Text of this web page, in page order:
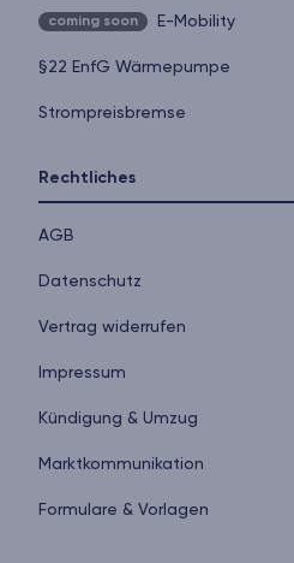
coming soon E-Mobility
§22 EnfG Wärmepumpe
Strompreisbremse
Rechtliches
AGB
Datenschutz
Vertrag widerrufen
Impressum
Kündigung & Umzug
Markt­kommunikation
Formulare & Vorlagen